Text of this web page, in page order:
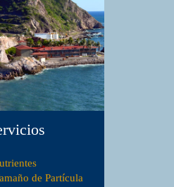
de Partícula